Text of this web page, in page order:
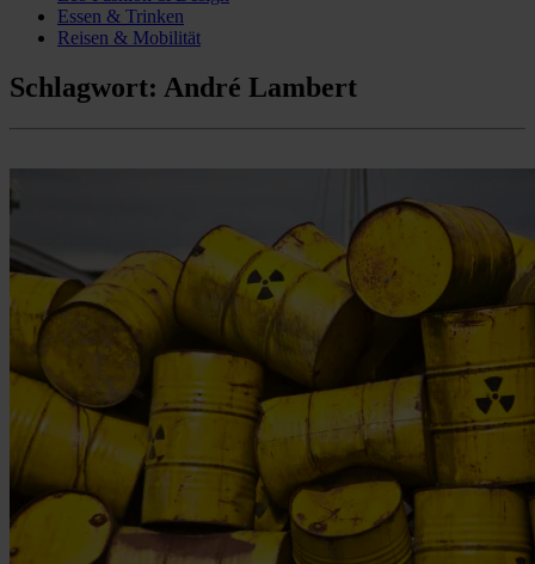
Essen & Trinken
Reisen & Mobilität
Schlagwort: André Lambert